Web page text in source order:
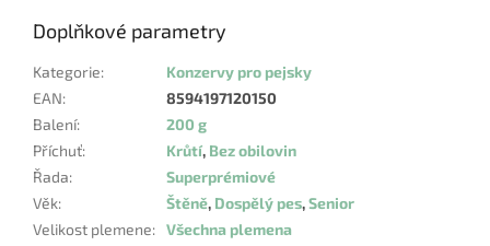
Doplňkové parametry
Kategorie:
Konzervy pro pejsky
EAN:
8594197120150
Balení:
200 g
Příchuť: Krůtí, Bez obilovin
Řada:
Superprémiové
Věk: Štěně, Dospělý pes,Senior
Velikost plemene: Všechna plemena